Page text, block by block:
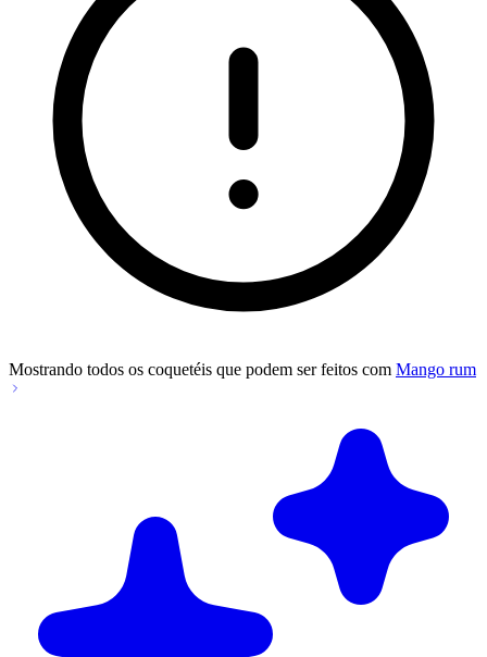
Mostrando todos os coquetéis que podem ser feitos com Mango rum